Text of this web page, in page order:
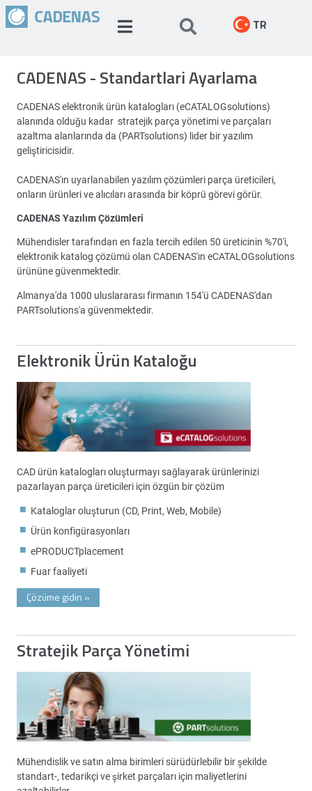
TR
CADENAS - Standartlari Ayarlama
CADENAS elektronik ürün katalogları (eCATALOGsolutions)
alanında olduğu kadar stratejik parça yönetimi ve parçaları
azaltma alanlarında da (PARTsolutions) lider bir yazılım
geliştiricisidir.
CADENAS'ın uyarlanabilen yazılım çözümleri parça üreticileri,
onların ürünleri ve alıcıları arasında bir köprü görevi görür.
CADENAS Yazılım Çözümleri
Mühendisler tarafından en fazla tercih edilen 50 üreticinin %70'i,
elektronik katalog çözümü olan CADENAS'ın eCATALOGsolutions
ürününe güvenmektedir.
Almanya'da 1000 uluslararası firmanın 154'ü CADENAS'dan
PARTsolutions'a güvenmektedir.
Elektronik Ürün Kataloğu
CAD ürün katalogları oluşturmayı sağlayarak ürünlerinizi
pazarlayan parça üreticileri için özgün bir çözüm
Kataloglar oluşturun (CD, Print, Web, Mobile)
Ürün konfigürasyonları
ePRODUCTplacement
Fuar faaliyeti
Çözüme gidin »
Stratejik Parça Yönetimi
Mühendislik ve satın alma birimleri sürüdürlebilir bir şekilde
standart-, tedarikçi ve şirket parçaları için maliyetlerini